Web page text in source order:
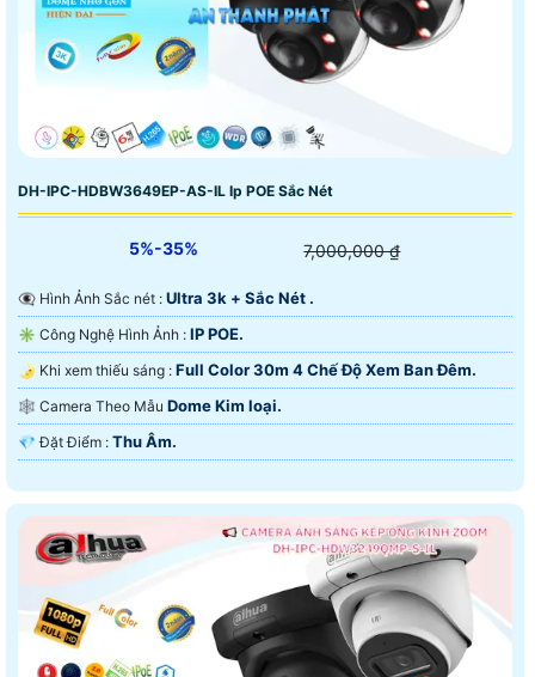
DH-IPC-HDBW3649EP-AS-IL Ip POE Sắc Nét
5%-35% 7,000,000 ₫
👁️‍🗨 Hình Ảnh Sắc nét : Ultra 3k + Sắc Nét .
✳️ Công Nghệ Hình Ảnh : IP POE.
🌛 Khi xem thiếu sáng : Full Color 30m 4 Chế Độ Xem Ban Đêm.
🕸️ Camera Theo Mẫu Dome Kim loại.
️💎 Đặt Điểm : Thu Âm.